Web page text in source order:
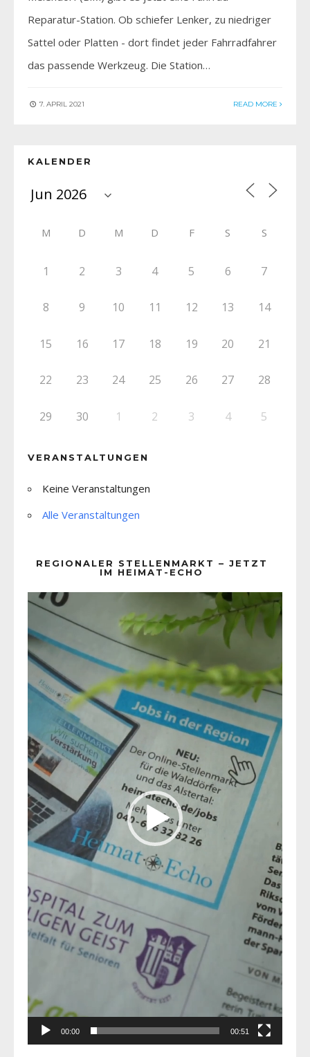
Reparatur-Station. Ob schiefer Lenker, zu niedriger
Sattel oder Platten - dort findet jeder Fahrradfahrer
das passende Werkzeug. Die Station…
7. APRIL 2021 READ MORE
KALENDER
M D M D F S S
1 2 3 4 5 6 7
8 9 10 11 12 13 14
15 16 17 18 19 20 21
22 23 24 25 26 27 28
29 30 1 2 3 4 5
VERANSTALTUNGEN
Keine Veranstaltungen
Alle Veranstaltungen
REGIONALER STELLENMARKT – JETZT
IM HEIMAT-ECHO
Player
00:00 00:51